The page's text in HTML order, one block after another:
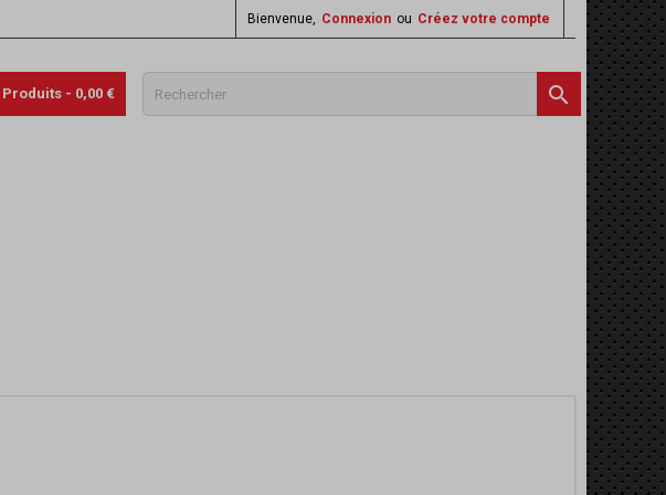
Bienvenue, Connexion ou Créez votre compte

Produits - 0,00 €